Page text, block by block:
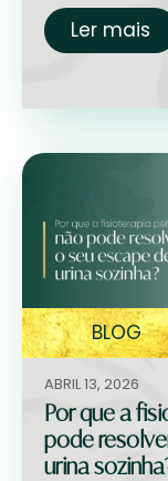
Ler mais
BLOG
ABRIL 13, 2026
Por que a
pode
urina